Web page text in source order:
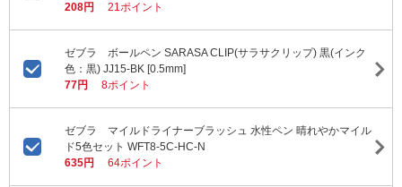
208円
21ポイント
ゼブラ ボールペン SARASA CLIP(サラサクリップ) 黒(インク
色：黒) JJ15-BK [0.5mm]
77円
8ポイント
ゼブラ マイルドライナーブラッシュ 水性ペン 晴れやかマイル
ド5色セット WFT8-5C-HC-N
635円
64ポイント